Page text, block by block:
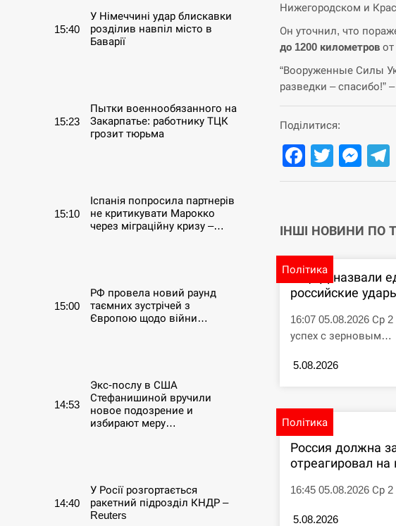
15:40
У Німеччині удар блискавки
розділив навпіл місто в
Баварії
15:23
Пытки военнообязанного на
Закарпатье: работнику ТЦК
грозит тюрьма
15:10
Іспанія попросила партнерів
не критикувати Марокко
через міграційну кризу –…
15:00
РФ провела новий раунд
таємних зустрічей з
Європою щодо війни…
14:53
Экс-послу в США
Стефанишиной вручили
новое подозрение и
избирают меру…
14:40
У Росії розгортається
ракетний підрозділ КНДР –
Reuters
Нижегородском и
Он уточнил, что
до 1200 километров
“Вооруженные Силы
разведки – спасибо!”
Поділитися:
Facebook
Twitter
ІНШІ НОВИНИ ПО
Політика
В ЦПД назвали
российские
16:07 05.08.2026 Ср
успех с зерновым…
5.08.2026
Політика
Россия должна
отреагировал
16:45 05.08.2026 Ср
5.08.2026